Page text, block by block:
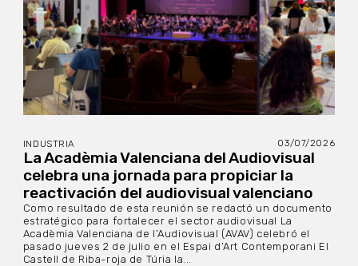
INDUSTRIA 03/07/2026
La Acadèmia Valenciana del Audiovisual
celebra una jornada para propiciar la
reactivación del audiovisual valenciano
Como resultado de esta reunión se redactó un documento
estratégico para fortalecer el sector audiovisual La
Acadèmia Valenciana de l’Audiovisual (AVAV) celebró el
pasado jueves 2 de julio en el Espai d’Art Contemporani El
Castell de Riba-roja de Túria la...